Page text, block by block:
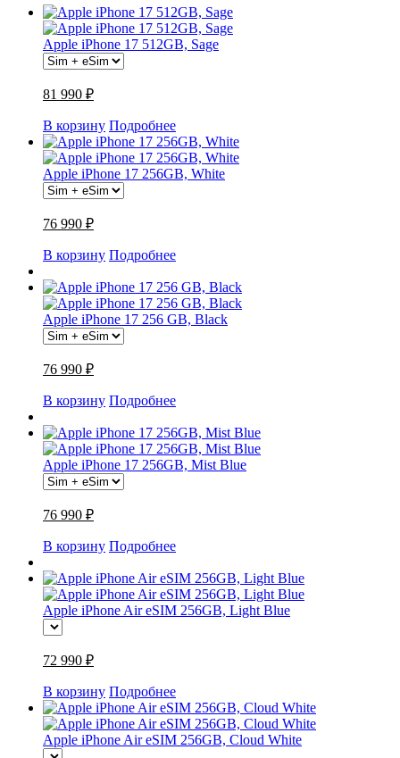
Apple iPhone 17 512GB, Sage
81 990 ₽
В корзину Подробнее
Apple iPhone 17 256GB, White
76 990 ₽
В корзину Подробнее
Apple iPhone 17 256 GB, Black
76 990 ₽
В корзину Подробнее
Apple iPhone 17 256GB, Mist Blue
76 990 ₽
В корзину Подробнее
Apple iPhone Air eSIM 256GB, Light Blue
72 990 ₽
В корзину Подробнее
Apple iPhone Air eSIM 256GB, Cloud White